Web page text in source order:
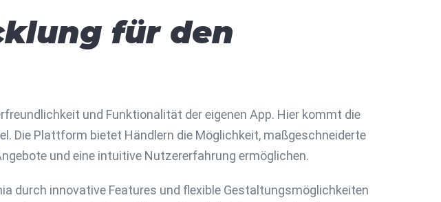
für den
und Funktionalität der eigenen App. Hier kommt die
Die Plattform bietet Händlern die Möglichkeit, maßgeschneiderte
und eine intuitive Nutzererfahrung ermöglichen.
durch innovative Features und flexible Gestaltungsmöglichkeiten